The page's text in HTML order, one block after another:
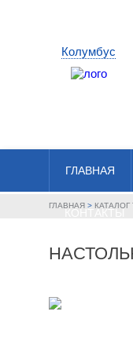
Колумбус
ГЛАВНАЯ
ГЛАВНАЯ >